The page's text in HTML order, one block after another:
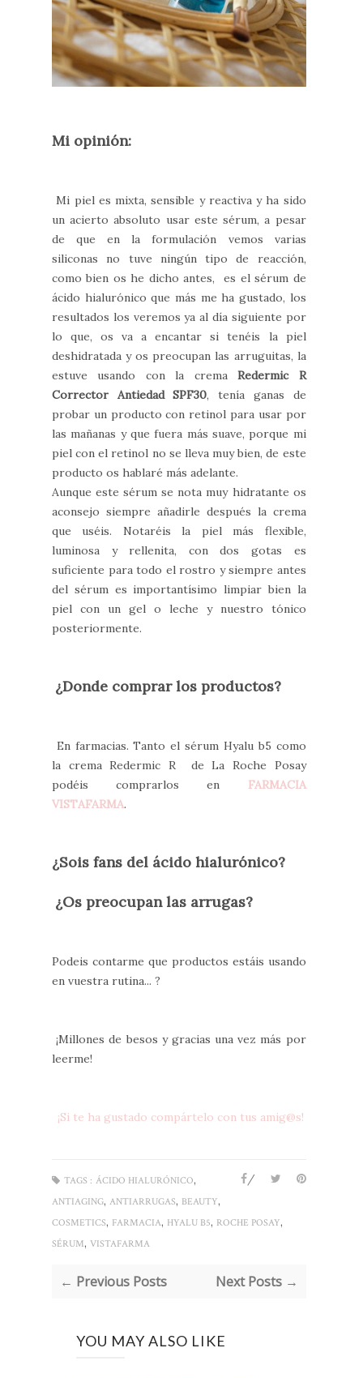
Mi opinión:
Mi piel es mixta, sensible y reactiva y ha sido
un acierto absoluto usar este sérum, a pesar
de que en la formulación vemos varias
siliconas no tuve ningún tipo de reacción,
como bien os he dicho antes, es el sérum de
ácido hialurónico que más me ha gustado, los
resultados los veremos ya al día siguiente por
lo que, os va a encantar si tenéis la piel
deshidratada y os preocupan las arruguitas, la
estuve usando con la cremaRedermic R
Corrector Antiedad SPF30, tenía ganas de
probar un producto con retinol para usar por
las mañanas y que fuera más suave, porque mi
piel con el retinol no se lleva muy bien, de este
producto os hablaré más adelante.
Aunque este sérum se nota muy hidratante os
aconsejo siempre añadirle después la crema
que uséis. Notaréis la piel más flexible,
luminosa y rellenita, con dos gotas es
suficiente para todo el rostro y siempre antes
del sérum es importantísimo limpiar bien la
piel con un gel o leche y nuestro tónico
posteriormente.
¿Donde comprar los productos?
En farmacias. Tanto el sérum Hyalu b5 como
la crema Redermic R de La Roche Posay
podéis comprarlos en FARMACIA
VISTAFARMA.
¿Sois fans del ácido hialurónico?
¿Os preocupan las arrugas?
Podeis contarme que productos estáis usando
en vuestra rutina... ?
¡Millones de besos y gracias una vez más por
leerme!
¡Si te ha gustado compártelo con tus amig@s!
/
TAGS : ÁCIDO HIALURÓNICO,
ANTIAGING, ANTIARRUGAS, BEAUTY,
COSMETICS, FARMACIA, HYALU B5, ROCHE POSAY,
SÉRUM, VISTAFARMA
← Previous Posts Next Posts →
YOU MAY ALSO LIKE